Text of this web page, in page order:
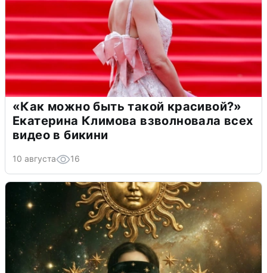
«Как можно быть такой красивой?»
Екатерина Климова взволновала всех
видео в бикини
10 августа 16